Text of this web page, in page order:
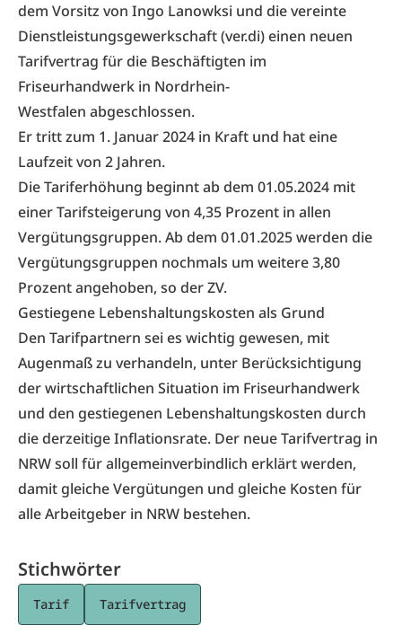
dem Vorsitz von Ingo Lanowksi und die vereinte
Dienstleistungsgewerkschaft (ver.di) einen neuen
Tarifvertrag für die Beschäftigten im
Friseurhandwerk in Nordrhein-
Westfalen abgeschlossen.
Er tritt zum 1. Januar 2024 in Kraft und hat eine
Laufzeit von 2 Jahren.
Die Tariferhöhung beginnt ab dem 01.05.2024 mit
einer Tarifsteigerung von 4,35 Prozent in allen
Vergütungsgruppen. Ab dem 01.01.2025 werden die
Vergütungsgruppen nochmals um weitere 3,80
Prozent angehoben, so der ZV.
Gestiegene Lebenshaltungskosten als Grund
Den Tarifpartnern sei es wichtig gewesen, mit
Augenmaß zu verhandeln, unter Berücksichtigung
der wirtschaftlichen Situation im Friseurhandwerk
und den gestiegenen Lebenshaltungskosten durch
die derzeitige Inflationsrate. Der neue Tarifvertrag in
NRW soll für allgemeinverbindlich erklärt werden,
damit gleiche Vergütungen und gleiche Kosten für
alle Arbeitgeber in NRW bestehen.
Stichwörter
Tarif Tarifvertrag